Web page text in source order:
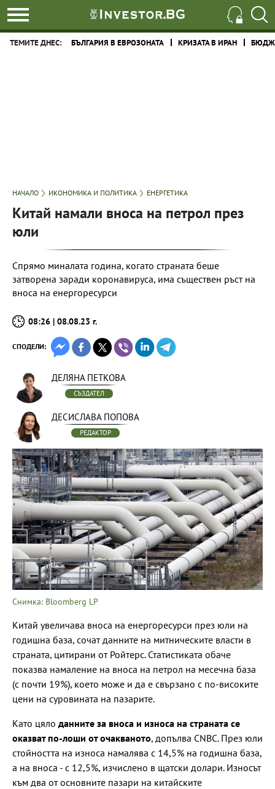
ТЕМИТЕ ДНЕС: БЪЛГАРИЯ В ЕВРОЗОНАТА КРИЗАТА В ИРАН
НАЧАЛО ИКОНОМИКА И ПОЛИТИКА ЕНЕРГЕТИКА
Китай намали вноса на петрол през
юли
Спрямо миналата година, когато страната беше
затворена заради коронавируса, има съществен ръст на
вноса на енергоресурси
08:26 | 08.08.23 г.
СПОДЕЛИ:
ДЕЛЯНА ПЕТКОВА
СЪЗДАТЕЛ
ДЕСИСЛАВА ПОПОВА
РЕДАКТОР
Снимка: Bloomberg LP
Китай увеличава вноса на енергоресурси през юли на
годишна база, сочат данните на митническите власти в
страната, цитирани от Ройтерс. Статистиката обаче
показва намаление на вноса на петрол на месечна база
(с почти 19%), което може и да е свързано с по-високите
цени на суровината на пазарите.
Като цяло данните за вноса и износа на страната се
оказват по-лоши от очакваното, допълва CNBC. През юли
стойността на износа намалява с 14,5% на годишна база,
а на вноса - с 12,5%, изчислено в щатски долари. Износът
към два от основните пазари на китайските